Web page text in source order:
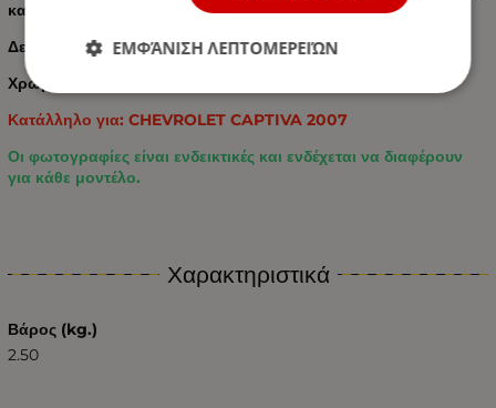
καθημερινή χρήση.
Δεν περιέχουν PVC και τοξικά στοιχεία.
Χρώμα ελαστικού: Μαύρο
Κατάλληλο για: CHEVROLET CAPTIVA 2007
Οι φωτογραφίες είναι ενδεικτικές και ενδέχεται να διαφέρουν
για κάθε μοντέλο.
Χαρακτηριστικά
Βάρος (kg.)
2.50
ΕΜΦΆΝΙΣΗ ΛΕΠΤΟΜΕΡΕΙΏΝ